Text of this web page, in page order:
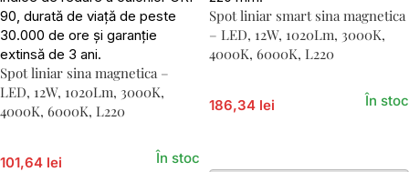
Spot liniar sina magnetica –
LED, 12W, 1020Lm, 3000K,
4000K, 6000K, L220
101,64 lei În stoc
Spot liniar smart sina magnetica
– LED, 12W, 1020Lm, 3000K,
4000K, 6000K, L220
186,34 lei În stoc